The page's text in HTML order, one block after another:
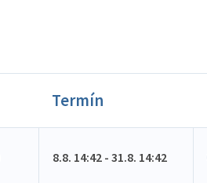
Termín
8.8. 14:42 - 31.8. 14:42